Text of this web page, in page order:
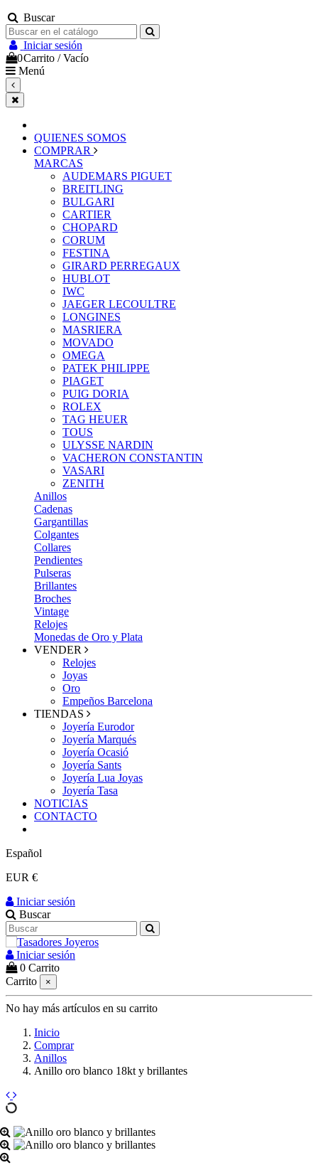
Buscar
Iniciar sesión
0Carrito /Vacío
Menú
QUIENES SOMOS
COMPRAR
MARCAS
AUDEMARS PIGUET
BREITLING
BULGARI
CARTIER
CHOPARD
CORUM
FESTINA
GIRARD PERREGAUX
HUBLOT
IWC
JAEGER LECOULTRE
LONGINES
MASRIERA
MOVADO
OMEGA
PATEK PHILIPPE
PIAGET
PUIG DORIA
ROLEX
TAG HEUER
TOUS
ULYSSE NARDIN
VACHERON CONSTANTIN
VASARI
ZENITH
Anillos
Cadenas
Gargantillas
Colgantes
Collares
Pendientes
Pulseras
Brillantes
Broches
Vintage
Relojes
Monedas de Oro y Plata
VENDER
Relojes
Joyas
Oro
Empeños Barcelona
TIENDAS
Joyería Eurodor
Joyería Marqués
Joyería Ocasió
Joyería Sants
Joyería Lua Joyas
Joyería Tasa
NOTICIAS
CONTACTO
Español
EUR €
Iniciar sesión
Buscar
Iniciar sesión
0 Carrito
Carrito
×
No hay más artículos en su carrito
Inicio
Comprar
Anillos
Anillo oro blanco 18kt y brillantes